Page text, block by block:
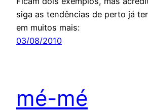
siga as tendências de perto já
em muitos mais:
03/08/2010
mé-mé